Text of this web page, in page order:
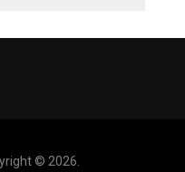
© 2026.